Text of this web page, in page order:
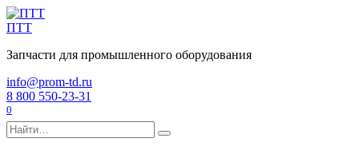
Перейти
к
ПТТ
Запчасти для промышленного оборудования
info@prom-td.ru
8 800 550-23-31
0
Search
for: